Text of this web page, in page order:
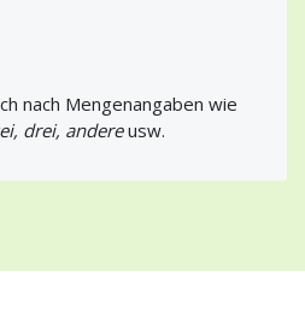
nach Mengenangaben wie
drei, andereusw.